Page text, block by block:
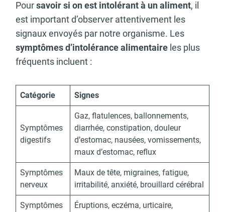
Poursavoir si on est intolérant à un aliment, il
est important d’observer attentivement les
signaux envoyés par notre organisme. Les
symptômes d’intolérance alimentaire les plus
fréquents incluent :
Catégorie Signes
Symptômes
digestifs
Gaz, flatulences, ballonnements,
diarrhée, constipation, douleur
d’estomac, nausées, vomissements,
maux d’estomac, reflux
Symptômes
nerveux
Maux de tête, migraines, fatigue,
irritabilité, anxiété, brouillard cérébral
Symptômes
Éruptions, eczéma, urticaire,